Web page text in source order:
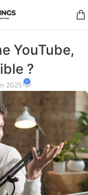
YouTube,
?
2025 0